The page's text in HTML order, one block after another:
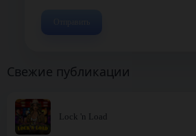
Свежие публикации
Lock 'n Load